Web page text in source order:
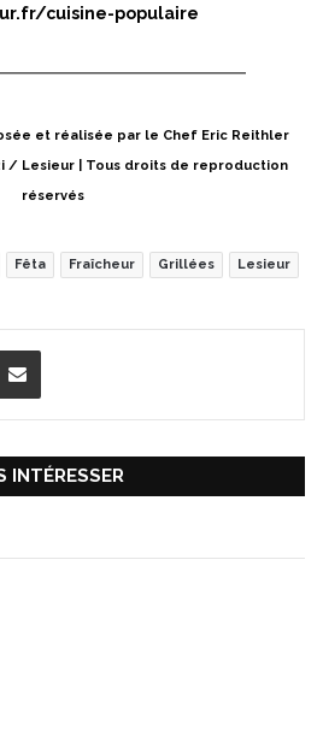
cuisine-populaire
et réalisée par le Chef Eric Reithler
/ Lesieur | Tous droits de reproduction
réservés
Fêta Fraîcheur Grillées Lesieur
INTÉRESSER